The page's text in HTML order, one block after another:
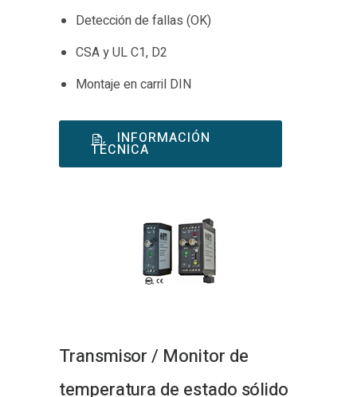
Detección de fallas (OK)
CSA y UL C1, D2
Montaje en carril DIN
INFORMACIÓN
TÉCNICA
Transmisor / Monitor de
temperatura de estado sólido